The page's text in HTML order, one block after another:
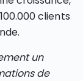
clients
un
de